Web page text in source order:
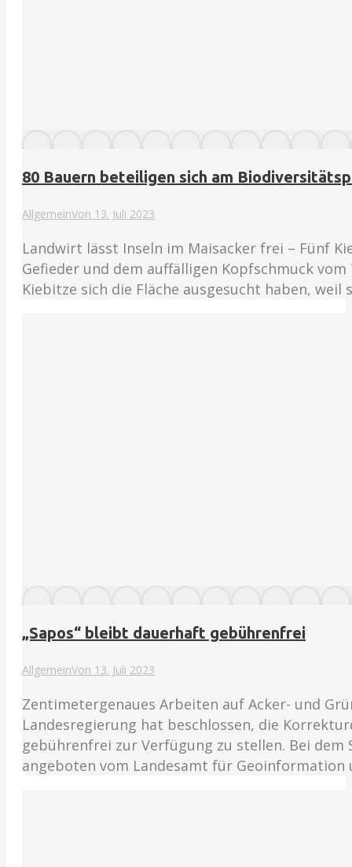
80 Bauern beteiligen sich am
AllgemeinVon 13. Juli 2023
Landwirt lässt Inseln im Maisacker frei – Fünf
Gefieder und dem auffälligen Kopfschmuck
Kiebitze sich die Fläche ausgesucht haben, weil
„Sapos“ bleibt dauerhaft gebührenfrei
AllgemeinVon 13. Juli 2023
Zentimetergenaues Arbeiten auf Acker- und
Landesregierung hat beschlossen, die
gebührenfrei zur Verfügung zu stellen. Bei
angeboten vom Landesamt für Geoinformation